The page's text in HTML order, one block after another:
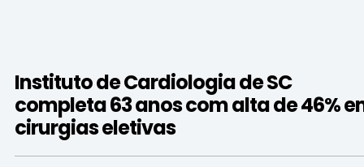
Instituto de Cardiologia de SC
completa 63 anos com alta de 46%
cirurgias eletivas